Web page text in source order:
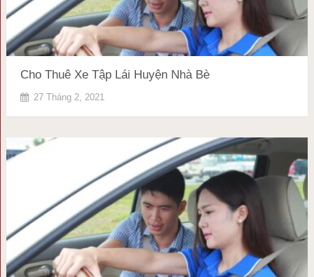
Cho Thuê Xe Tập Lái Huyện Nhà Bè
27 Tháng 2, 2021